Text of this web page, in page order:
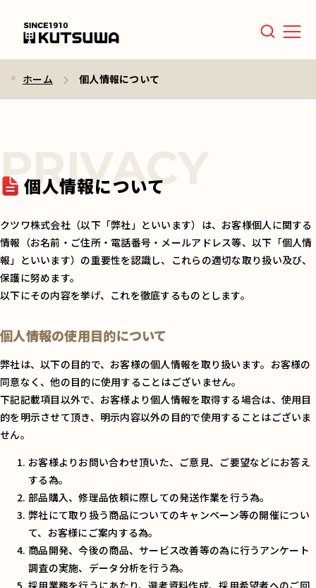
Menu
ホーム 個人情報について
個人情報について
クツワ株式会社（以下「弊社」といいます）は、お客様個人に関する
情報（お名前・ご住所・電話番号・メールアドレス等、以下「個人情
報」といいます）の重要性を認識し、これらの適切な取り扱い及び、
保護に努めます。
以下にその内容を挙げ、これを徹底するものとします。
個人情報の使用目的について
弊社は、以下の目的で、お客様の個人情報を取り扱います。お客様の
同意なく、他の目的に使用することはございません。
下記記載項目以外で、お客様より個人情報を取得する場合は、使用目
的を明示させて頂き、明示内容以外の目的で使用することはございま
せん。
お客様よりお問い合わせ頂いた、ご意見、ご要望などにお答え
する為。
部品購入、修理品依頼に際しての発送作業を行う為。
弊社にて取り扱う商品についてのキャンペーン等の開催につい
て、お客様にご案内する為。
商品開発、今後の商品、サービス改善等の為に行うアンケート
調査の実施、データ分析を行う為。
採用業務を行うにあたり、選考資料作成、採用希望者へのご回